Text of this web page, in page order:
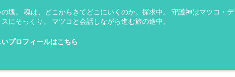
塊。 魂は、どこからきてどこにいくのか。探求中。 守護神はマツコ・デ
にそっくり。 マツコと会話しながら進む旅の途中。
プロフィールはこちら